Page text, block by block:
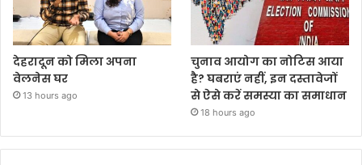
देहरादून को मिला अपना
वेलनेस घर
13 hours ago
चुनाव आयोग का नोटिस आया
है? घबराएं नहीं, इन दस्तावेजों
से ऐसे करें समस्या का समाधान
18 hours ago